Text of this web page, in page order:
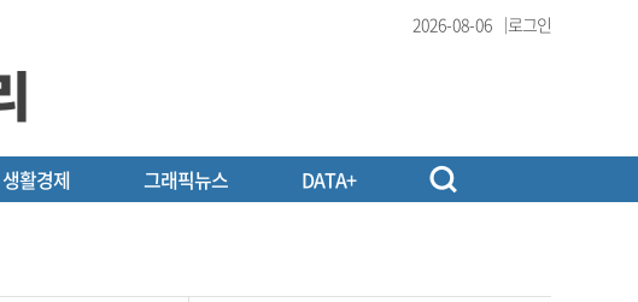
2026-08-06 로그인
생활경제 그래픽뉴스 DATA+